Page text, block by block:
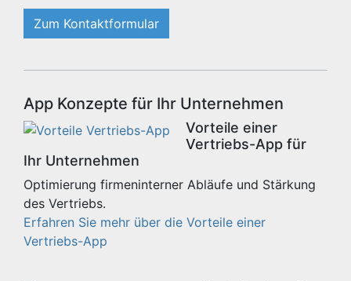
Zum Kontaktformular
App Konzepte für Ihr Unternehmen
Vorteile einer
Vertriebs-App für
Ihr Unternehmen
Optimierung firmeninterner Abläufe und Stärkung
des Vertriebs.
Erfahren Sie mehr über die Vorteile einer
Vertriebs-App